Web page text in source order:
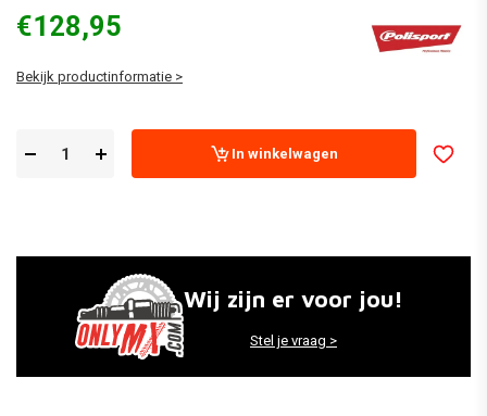
€128,95
Bekijk productinformatie >
In winkelwagen
Wij zijn er voor jou!
Stel je vraag >